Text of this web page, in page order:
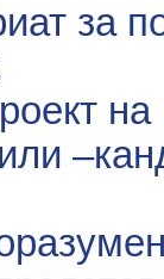
за
на